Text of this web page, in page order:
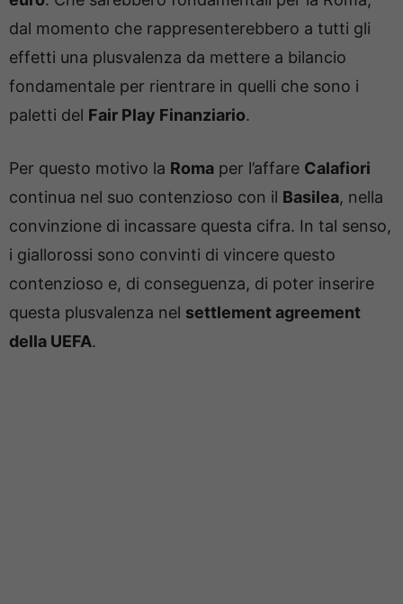
dal momento che rappresenterebbero a tutti gli
effetti una plusvalenza da mettere a bilancio
fondamentale per rientrare in quelli che sono i
paletti del Fair Play Finanziario.
Per questo motivo la Roma per l’affare Calafiori
continua nel suo contenzioso con il Basilea, nella
convinzione di incassare questa cifra. In tal senso,
i giallorossi sono convinti di vincere questo
contenzioso e, di conseguenza, di poter inserire
questa plusvalenza nel settlement agreement
della UEFA.